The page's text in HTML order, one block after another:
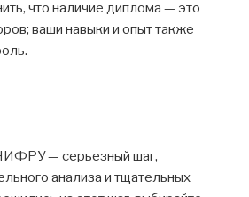
что наличие диплома — это
ваши навыки и опыт также
— серьезный шаг,
анализа и тщательных